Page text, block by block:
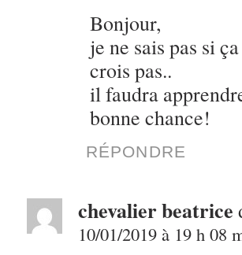
Bonjour,
je ne sais pas si
crois pas..
il faudra
bonne chance!
RÉPONDRE
chevalier beatrice
10/01/2019 à 19 h 08